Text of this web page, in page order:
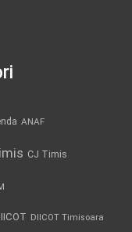
ANAF
CJ Timis
DIICOT Timisoara